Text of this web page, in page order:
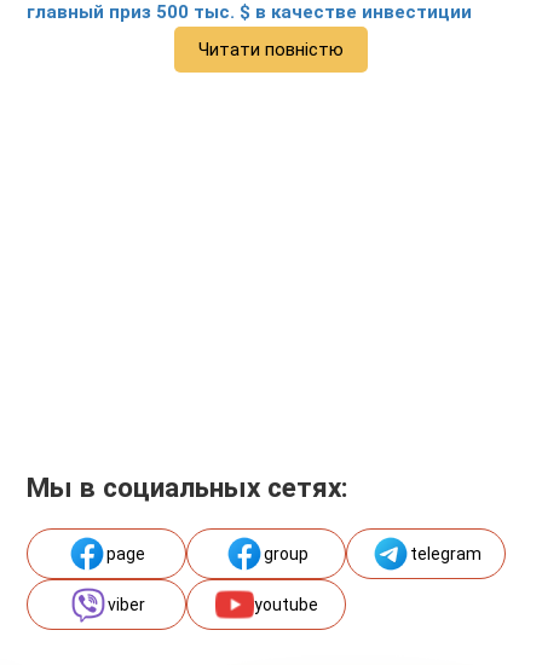
главный приз 500 тыс. $ в качестве инвестиции
Читати повністю
Мы в социальных сетях:
page group telegram
viber youtube